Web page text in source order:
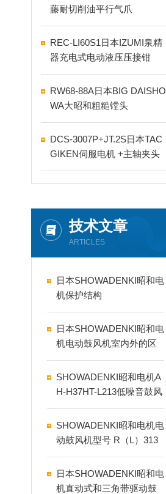
藤耐切削油平行气爪
REC-LI60S1日本IZUMI泉精
器充电式电动液压压接钳
RW68-88A日本BIG DAISHO
WA大昭和粗糙镗头
DCS-3007P+JT.2S日本TAC
GIKEN伺服电机 +主轴夹头
技术文章
ARTICLES
日本SHOWADENKI昭和电
机保护结构
日本SHOWADENKI昭和电
机电动鼓风机室内外的区
别
SHOWADENKI昭和电机A
H-H37HT-L213低噪音鼓风
机
SHOWADENKI昭和电机电
动鼓风机型号 R（L）313
在末尾的含义
日本SHOWADENKI昭和电
机直动式和三角带驱动鼓